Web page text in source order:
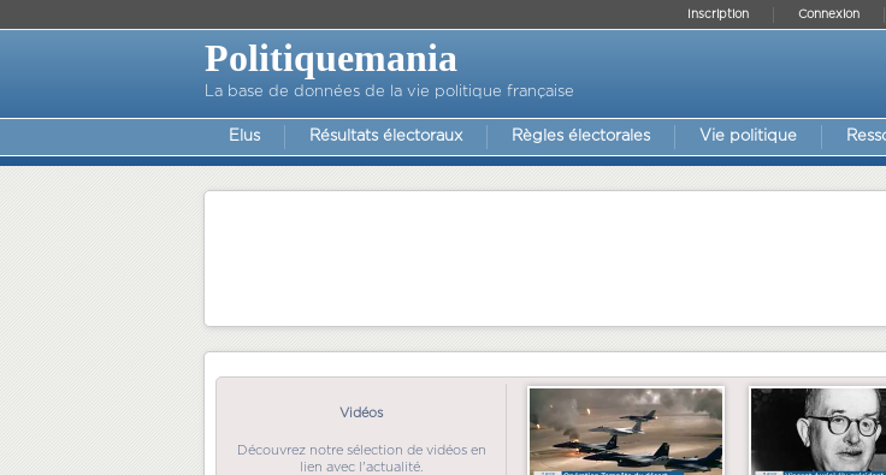
Connexion
Inscription
Politiquemania
La base de données de la vie politique française
Elus Résultats électoraux Règles électorales Vie politique
Vidéos
Découvrez notre sélection de vidéos en
lien avec l'actualité.